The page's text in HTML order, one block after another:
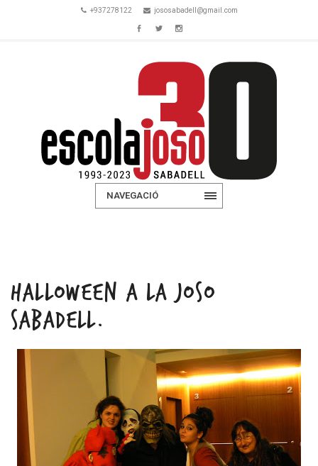
+937278122 jososabadell@gmail.com
NAVEGACIÓ
HALLOWEEN A LA JOSO
SABADELL.